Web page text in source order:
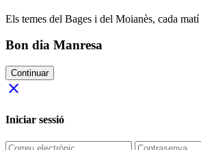
Els temes del Bages i del Moianès, cada
Bon dia Manresa
Continuar
close
Iniciar sessió